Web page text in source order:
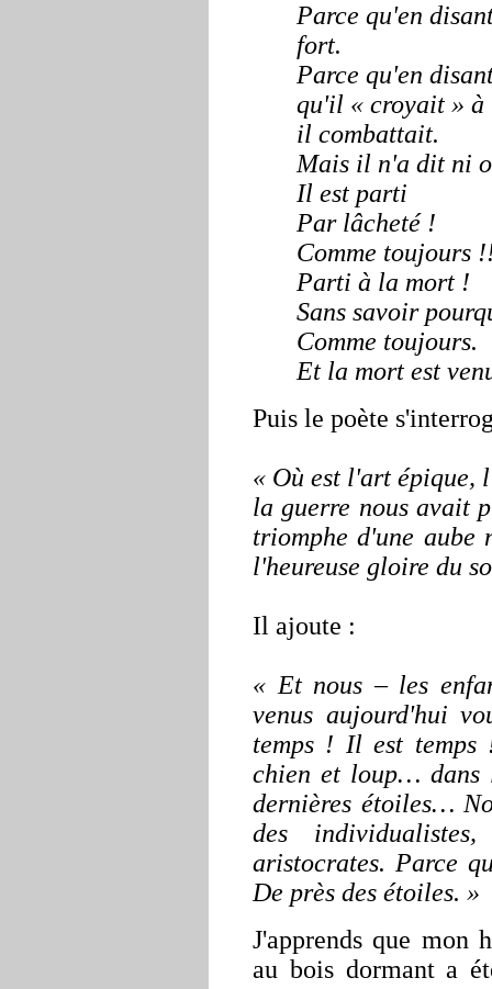
Parce qu'en
fort.
Parce qu'en
qu'il « croyait » à
il combattait.
Mais il n'a dit ni
Il est parti
Par lâcheté !
Comme
Parti à la mort !
Sans savoir
Comme toujours.
Et la mort est
Puis le poète
« Où est l'art épique,
la guerre nous avait
triomphe d'une aube
l'heureuse gloire du
Il ajoute :
« Et nous – les
venus aujourd'hui
temps ! Il est temps
chien et loup… dans
dernières étoiles…
des
aristocrates. Parce
De près des étoiles. »
J'apprends que mon
au bois dormant a